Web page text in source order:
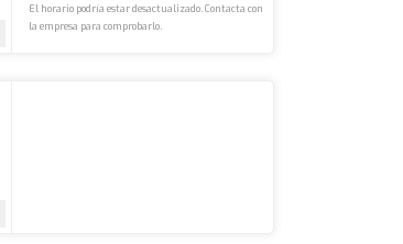
El horario podría estar desactualizado. Contacta con
la empresa para comprobarlo.